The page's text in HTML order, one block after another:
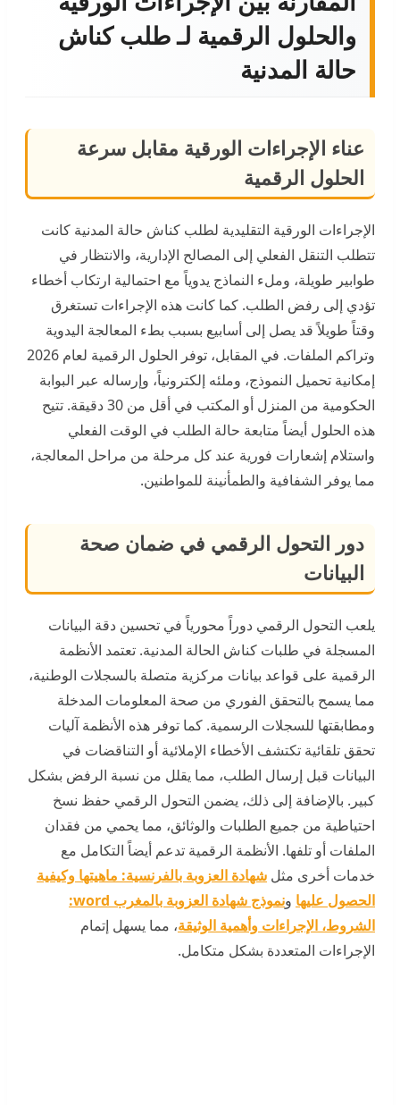
والحلول الرقمية لـ طلب كناش
حالة المدنية
عناء الإجراءات الورقية مقابل سرعة
الحلول الرقمية
الإجراءات الورقية التقليدية لطلب كناش حالة المدنية كانت
تتطلب التنقل الفعلي إلى المصالح الإدارية، والانتظار في
طوابير طويلة، وملء النماذج يدوياً مع احتمالية ارتكاب أخطاء
تؤدي إلى رفض الطلب. كما كانت هذه الإجراءات تستغرق
وقتاً طويلاً قد يصل إلى أسابيع بسبب بطء المعالجة اليدوية
وتراكم الملفات. في المقابل، توفر الحلول الرقمية لعام 2026
إمكانية تحميل النموذج، وملئه إلكترونياً، وإرساله عبر البوابة
الحكومية من المنزل أو المكتب في أقل من 30 دقيقة. تتيح
هذه الحلول أيضاً متابعة حالة الطلب في الوقت الفعلي
واستلام إشعارات فورية عند كل مرحلة من مراحل المعالجة،
مما يوفر الشفافية والطمأنينة للمواطنين.
دور التحول الرقمي في ضمان صحة
البيانات
يلعب التحول الرقمي دوراً محورياً في تحسين دقة البيانات
المسجلة في طلبات كناش الحالة المدنية. تعتمد الأنظمة
الرقمية على قواعد بيانات مركزية متصلة بالسجلات الوطنية،
مما يسمح بالتحقق الفوري من صحة المعلومات المدخلة
ومطابقتها للسجلات الرسمية. كما توفر هذه الأنظمة آليات
تحقق تلقائية تكتشف الأخطاء الإملائية أو التناقضات في
البيانات قبل إرسال الطلب، مما يقلل من نسبة الرفض بشكل
كبير. بالإضافة إلى ذلك، يضمن التحول الرقمي حفظ نسخ
احتياطية من جميع الطلبات والوثائق، مما يحمي من فقدان
الملفات أو تلفها. الأنظمة الرقمية تدعم أيضاً التكامل مع
خدمات أخرى مثل شهادة العزوبة بالفرنسية: ماهيتها وكيفية
الحصول عليها و
نموذج شهادة العزوبة بالمغرب word:
الشروط، الإجراءات وأهمية الوثيقة، مما يسهل إتمام
الإجراءات المتعددة بشكل متكامل.